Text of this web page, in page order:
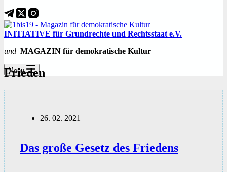
INITIATIVE für Grundrechte und Rechtsstaat e.V.
und MAGAZIN für demokratische Kultur
Menü
Frieden
26. 02. 2021
Das große Gesetz des Friedens